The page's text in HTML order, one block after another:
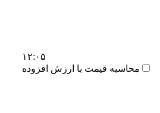
۱۲:۰۵
محاسبه قیمت با ارزش افزوده